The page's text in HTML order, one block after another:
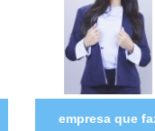
empresa que